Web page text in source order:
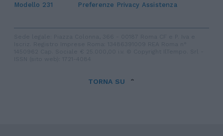
Modello 231
Preferenze Privacy Assistenza
TORNA SU